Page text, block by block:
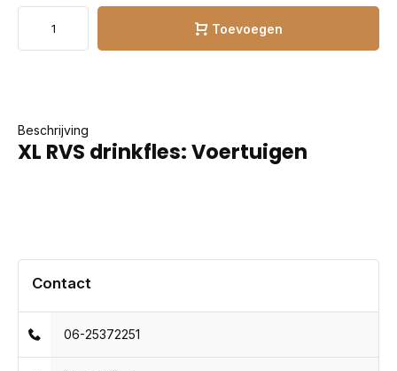
Toevoegen
Beschrijving
XL RVS drinkfles: Voertuigen
Contact
06-25372251